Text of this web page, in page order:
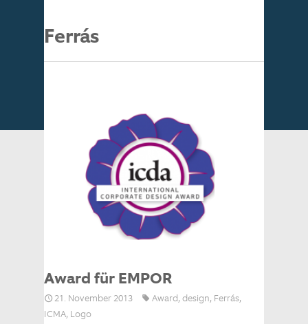
Ferrás
Award für EMPOR
21. November 2013 Award, design, Ferrás,
ICMA, Logo